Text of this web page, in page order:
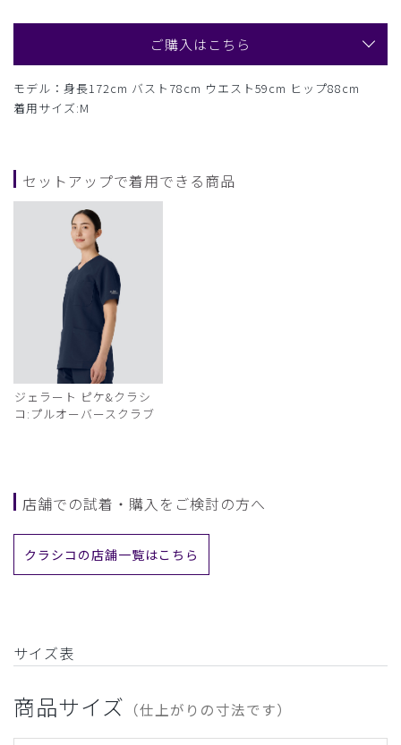
ご購入はこちら
モデル：身長172cm バスト78cm ウエスト59cm ヒップ88cm
着用サイズ:M
セットアップで着用できる商品
ジェラート ピケ&クラシ
コ:プルオーバースクラブ
店舗での試着・購入をご検討の方へ
クラシコの店舗一覧はこちら
サイズ表
商品サイズ （仕上がりの寸法です）